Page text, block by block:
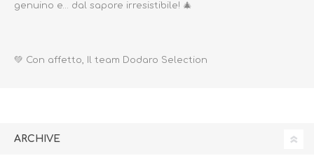
genuino e… dal sapore irresistibile! 🎄
💚 Con affetto, Il team Dodaro Selection
ARCHIVE